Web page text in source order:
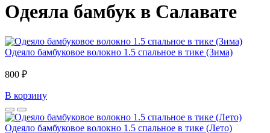
Одеяла бамбук в Салавате
Одеяло бамбуковое волокно 1.5 спальное в тике (Зима)
800 ₽
В корзину
Одеяло бамбуковое волокно 1.5 спальное в тике (Лето)